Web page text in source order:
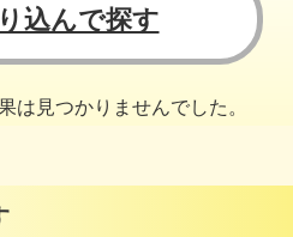
込んで探す
は見つかりませんでした。